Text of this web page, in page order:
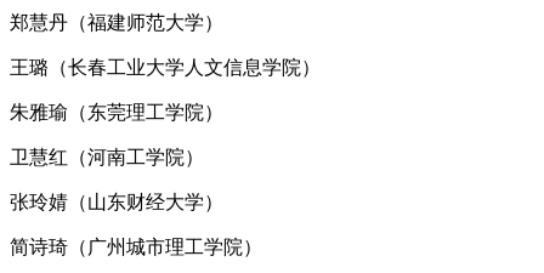
郑慧丹（福建师范大学）
王璐（长春工业大学人文信息学院）
朱雅瑜（东莞理工学院）
卫慧红（河南工学院）
张玲婧（山东财经大学）
简诗琦（广州城市理工学院）